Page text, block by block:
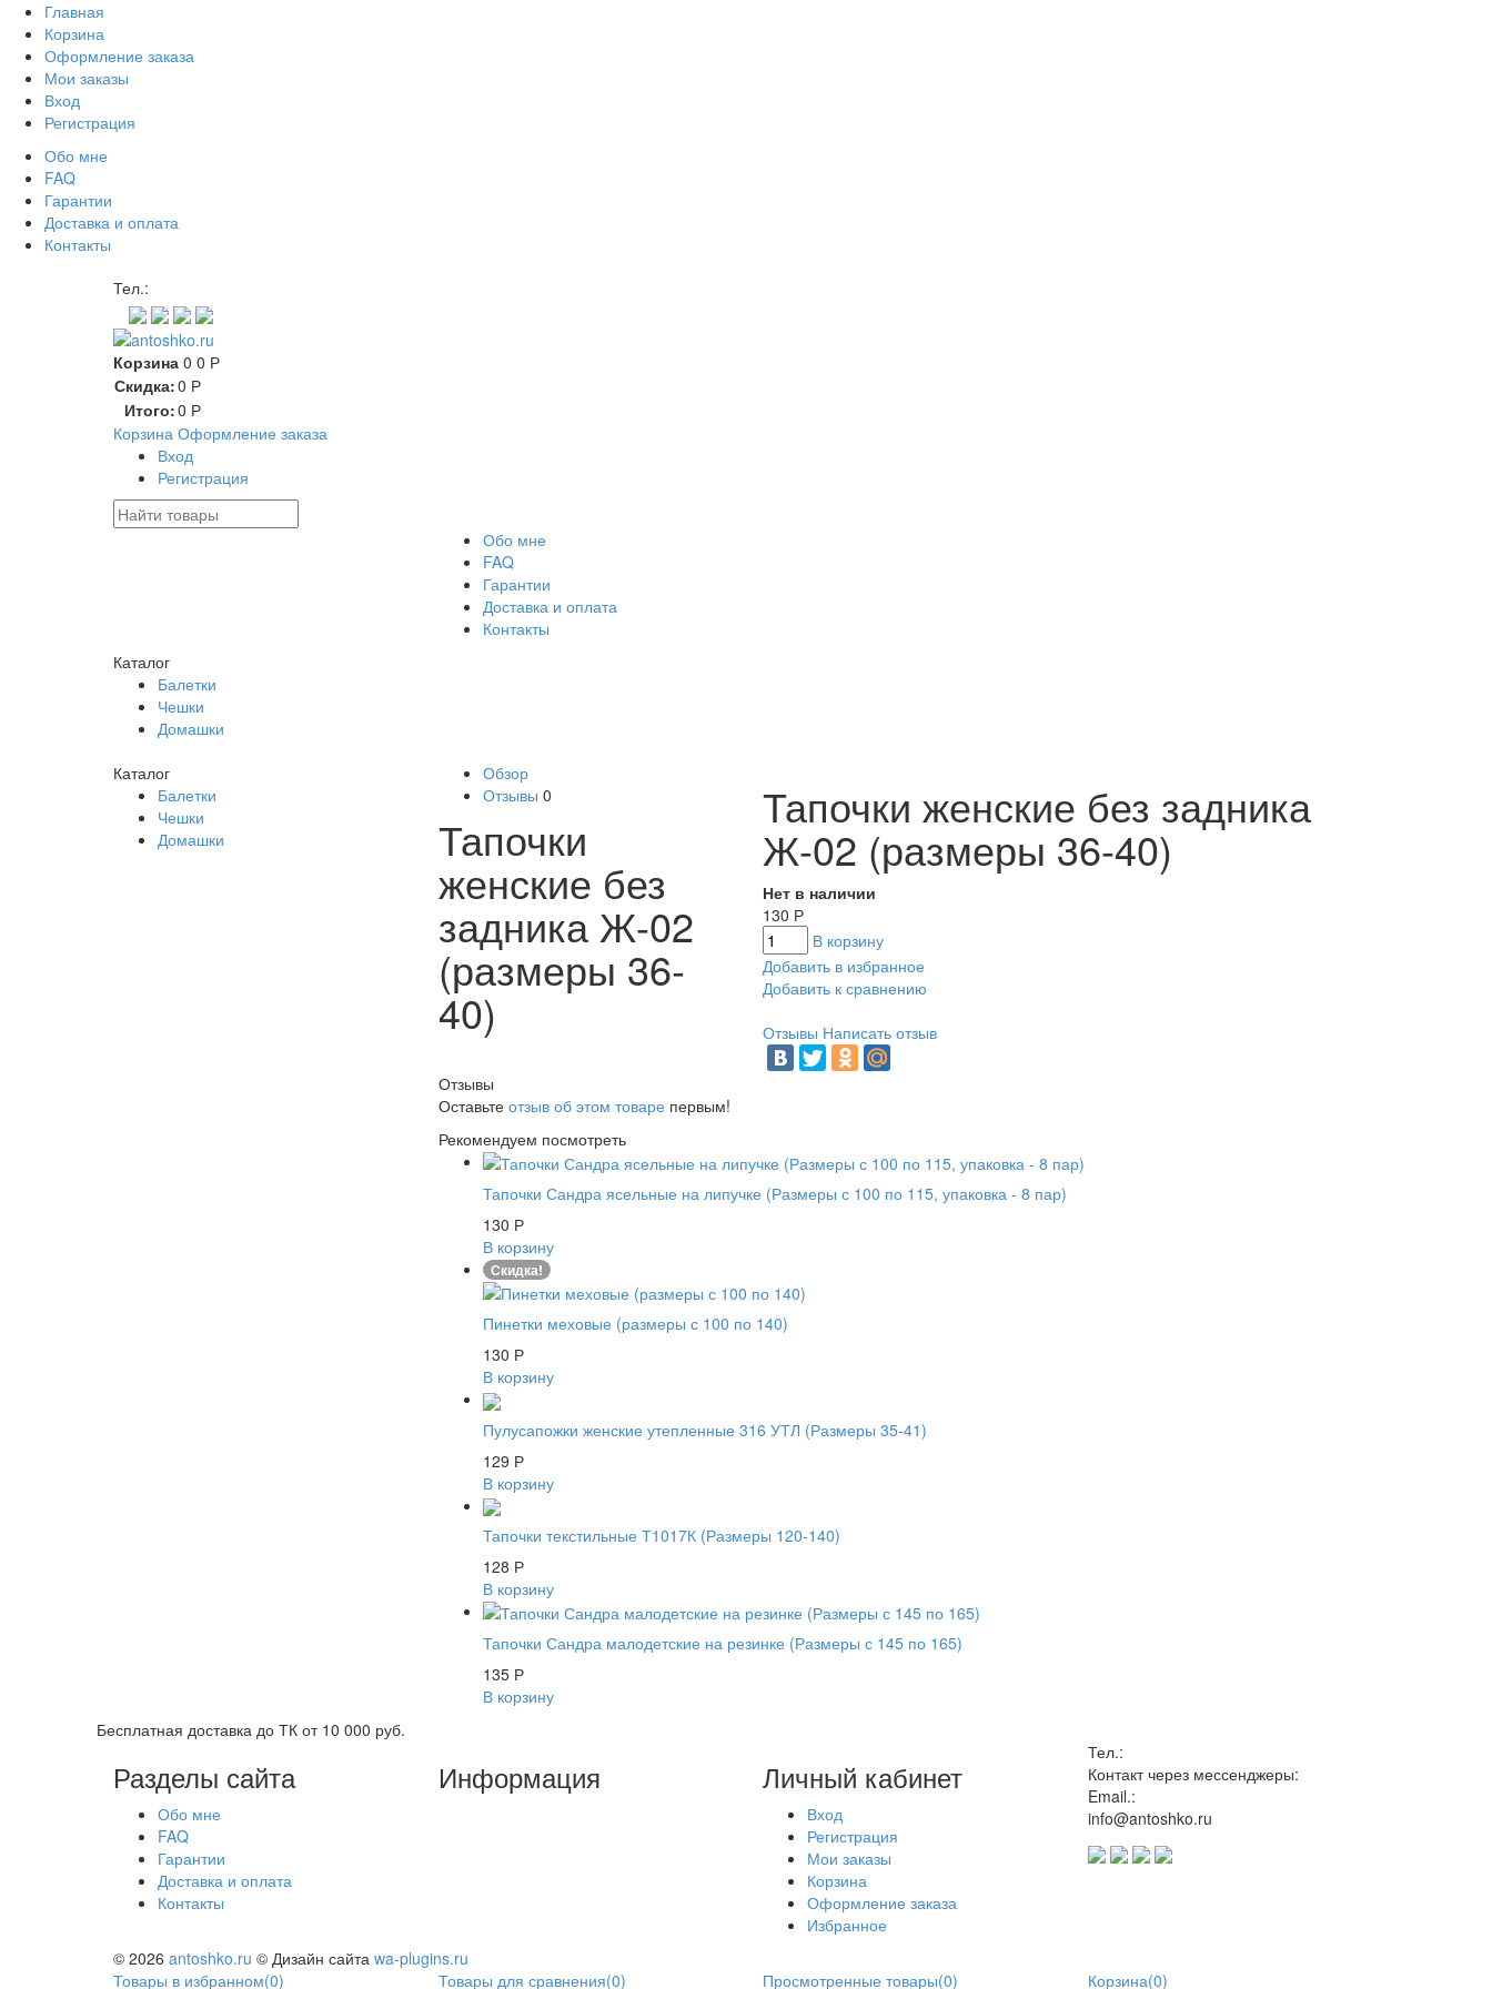
Главная
Корзина
Оформление заказа
Мои заказы
Вход
Регистрация
Обо мне
FAQ
Гарантии
Доставка и оплата
Контакты
Тел.:
Корзина 0 0 Р
Скидка:0 Р
Итого:0 Р
Корзина Оформление заказа
Вход
Регистрация
Обо мне
FAQ
Гарантии
Доставка и оплата
Контакты
Каталог
Балетки
Чешки
Домашки
Каталог
Балетки
Чешки
Домашки
Обзор
Отзывы 0
Тапочки
женские без
задника Ж-02
(размеры 36-
40)
Тапочки женские без задника
Ж-02 (размеры 36-40)
Нет в наличии
130 Р
В корзину
Добавить в избранное
Добавить к сравнению
Отзывы Написать отзыв
Отзывы
Оставьте отзыв об этом товаре первым!
Рекомендуем посмотреть
Тапочки Сандра ясельные на липучке (Размеры с 100 по 115, упаковка - 8 пар)
130 Р
В корзину
Скидка!
Пинетки меховые (размеры с 100 по 140)
130 Р
В корзину
Пулусапожки женские утепленные 316 УТЛ (Размеры 35-41)
129 Р
В корзину
Тапочки текстильные Т1017К (Размеры 120-140)
128 Р
В корзину
Тапочки Сандра малодетские на резинке (Размеры с 145 по 165)
135 Р
В корзину
Бесплатная доставка до ТК от 10 000 руб.
Разделы сайта
Обо мне
FAQ
Гарантии
Доставка и оплата
Контакты
Информация Личный кабинет
Вход
Регистрация
Мои заказы
Корзина
Оформление заказа
Избранное
Тел.:
Контакт через мессенджеры:
Email.:
info@antoshko.ru
© 2026 antoshko.ru © Дизайн сайта wa-plugins.ru
Товары в избранном(0) Товары для сравнения(0) Просмотренные товары(0) Корзина(0)